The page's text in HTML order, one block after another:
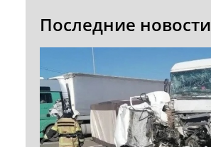
Последние новости